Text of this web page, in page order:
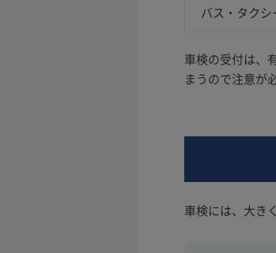
バス・タクシ
車検の受付は、
まうので注意が
車検には、大き